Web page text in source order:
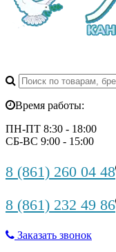
Время работы:
ПН-ПТ 8:30 - 18:00
СБ-ВС 9:00 - 15:00
8 (861) 260 04 48
8 (861) 232 49 86
Заказать звонок